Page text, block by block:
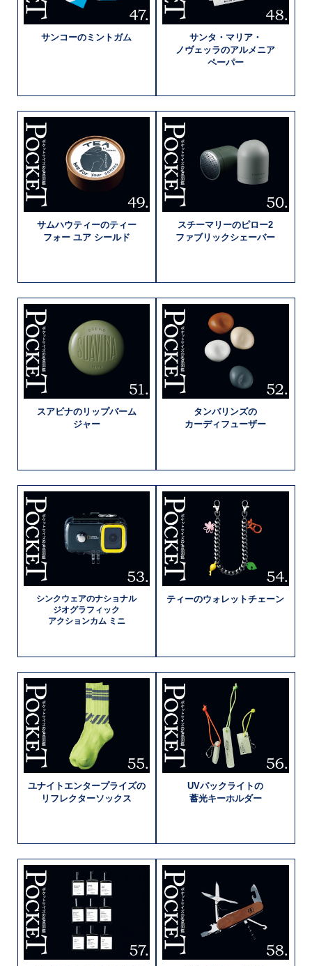
サンコーの ミントガム
サンタ・マリア・
ノヴェッラのアルメニア
ペーパー
サムハウティーのティー
フォー ユア シールド
スチーマリーのピロー2
ファブリックシェーバー
スアビナのリップバーム
ジャー
タンバリンズの
カーディフューザー
シンクウェアのナショナル
ジオグラフィック
アクションカム ミニ
ティーのウォレットチェーン
ユナイト エンタープライズの
リフレクターソックス
UVパックライトの
蓄光キーホルダー